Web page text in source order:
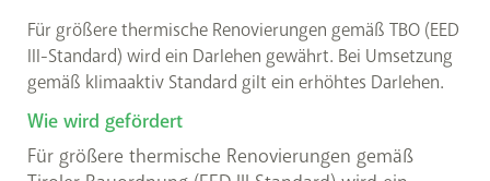
Für größere thermische Renovierungen gemäß TBO (EED
III-Standard) wird ein Darlehen gewährt. Bei Umsetzung
gemäß klimaaktiv Standard gilt ein erhöhtes Darlehen.
Wie wird gefördert
Für größere thermische Renovierungen gemäß